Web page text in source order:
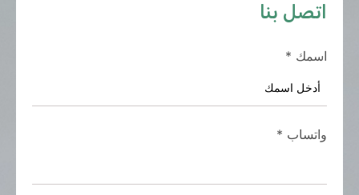
اتصل بنا
اسمك *
واتساب *